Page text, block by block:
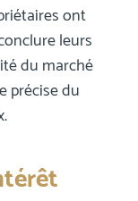
ont
leurs
du marché
précise du